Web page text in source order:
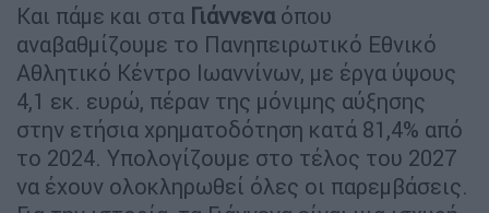
Και πάμε και στα Γιάννεναόπου
αναβαθμίζουμε το Πανηπειρωτικό Εθνικό
Αθλητικό Κέντρο Ιωαννίνων, με έργα ύψους
4,1 εκ. ευρώ, πέραν της μόνιμης αύξησης
στην ετήσια χρηματοδότηση κατά 81,4% από
το 2024. Υπολογίζουμε στο τέλος του 2027
να έχουν ολοκληρωθεί όλες οι παρεμβάσεις.